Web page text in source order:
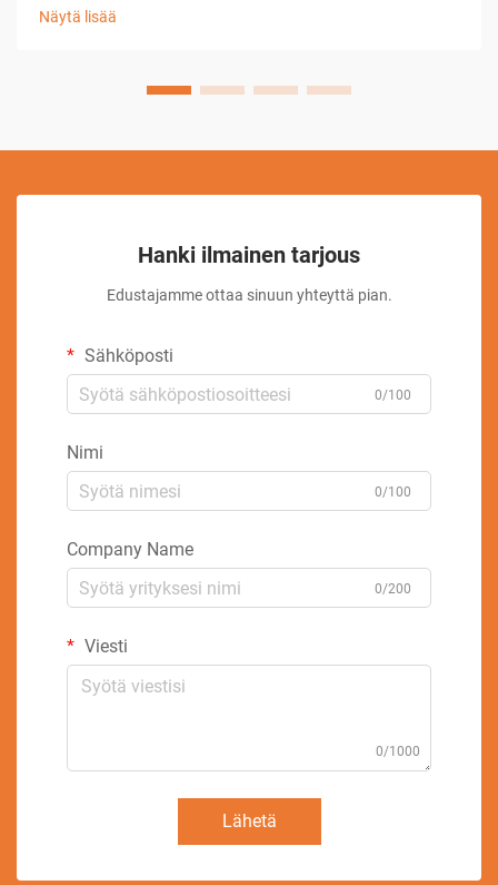
koneenpuristustekniikassa käytetään sähköistä
Näytä lisää
Hanki ilmainen tarjous
Edustajamme ottaa sinuun yhteyttä pian.
Sähköposti
0/100
Nimi
0/100
Company Name
0/200
Viesti
0/1000
Lähetä